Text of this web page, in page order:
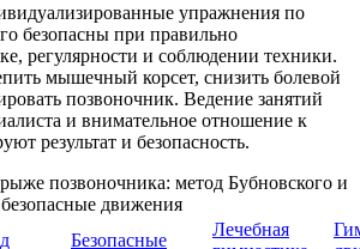
упражнения по
безопасны при правильно
регулярности и соблюдении техники.
мышечный корсет, снизить болевой
позвоночник. Ведение занятий
и внимательное отношение к
результат и безопасность.
Безопасные
Лечебная